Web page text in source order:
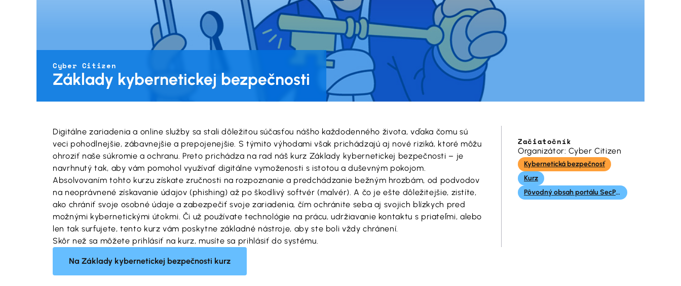
Cyber Citizen
Základy kybernetickej bezpečnosti
Digitálne zariadenia a online služby sa stali dôležitou súčasťou nášho každodenného života, vďaka čomu sú
veci pohodlnejšie, zábavnejšie a prepojenejšie. S týmito výhodami však prichádzajú aj nové riziká, ktoré môžu
ohroziť naše súkromie a ochranu. Preto prichádza na rad náš kurz Základy kybernetickej bezpečnosti – je
navrhnutý tak, aby vám pomohol využívať digitálne vymoženosti s istotou a duševným pokojom.
Absolvovaním tohto kurzu získate zručnosti na rozpoznanie a predchádzanie bežným hrozbám, od podvodov
na neoprávnené získavanie údajov (phishing) až po škodlivý softvér (malvér). A čo je ešte dôležitejšie, zistíte,
ako chrániť svoje osobné údaje a zabezpečiť svoje zariadenia, čím ochránite seba aj svojich blízkych pred
možnými kybernetickými útokmi. Či už používate technológie na prácu, udržiavanie kontaktu s priateľmi, alebo
len tak surfujete, tento kurz vám poskytne základné nástroje, aby ste boli vždy chránení.
Skôr než sa môžete prihlásiť na kurz, musíte sa prihlásiť do systému.
Na Základy kybernetickej bezpečnosti kurz
Začiatočník
Organizátor: Cyber Citizen
Kybernetická bezpečnosť
Kurz
Pôvodný obsah portálu SecPort